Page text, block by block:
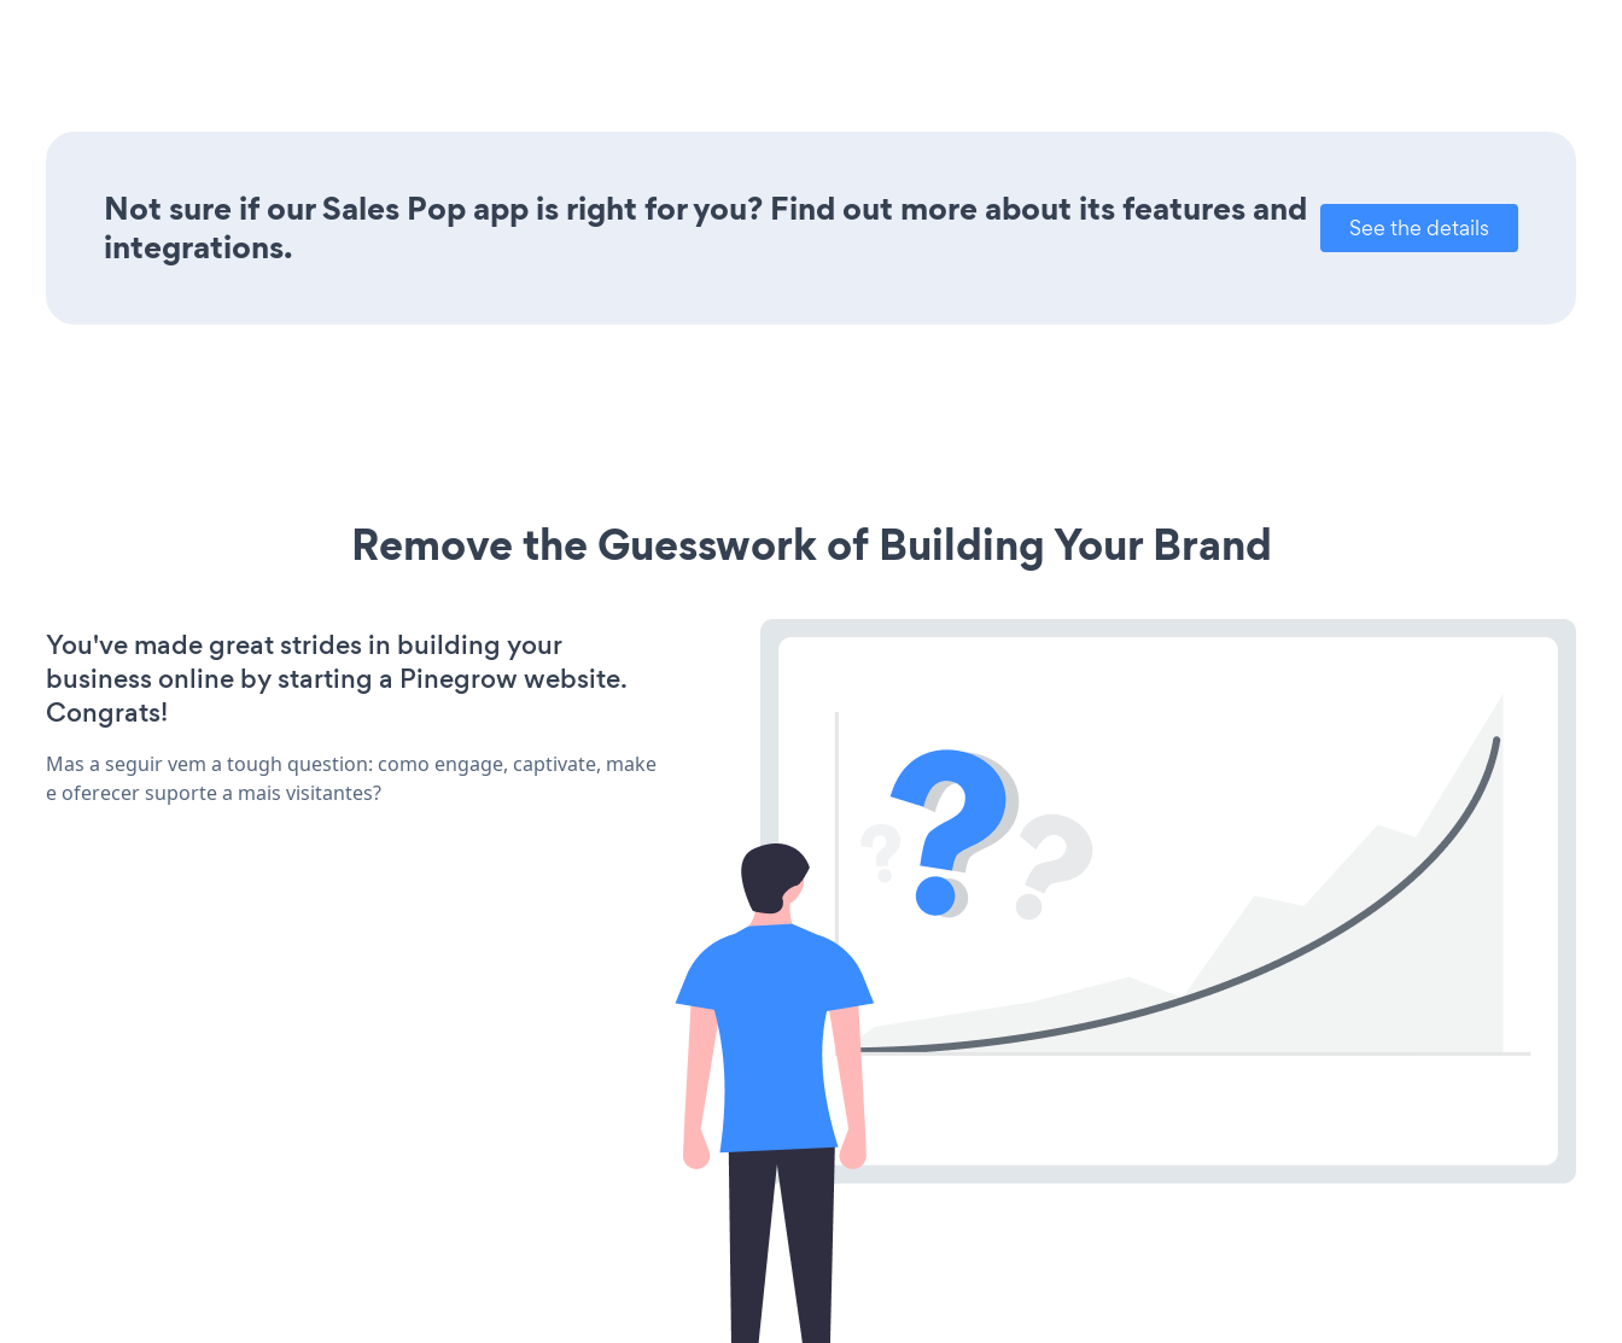
Not sure if our Sales Pop app is right for you? Find out more about its features and
integrations.
See the details
Remove the Guesswork of Building Your Brand
You've made great strides in building your
business online by starting a Pinegrow website.
Congrats!
Mas a seguir vem a tough question: como engage, captivate, make
e oferecer suporte a mais visitantes?